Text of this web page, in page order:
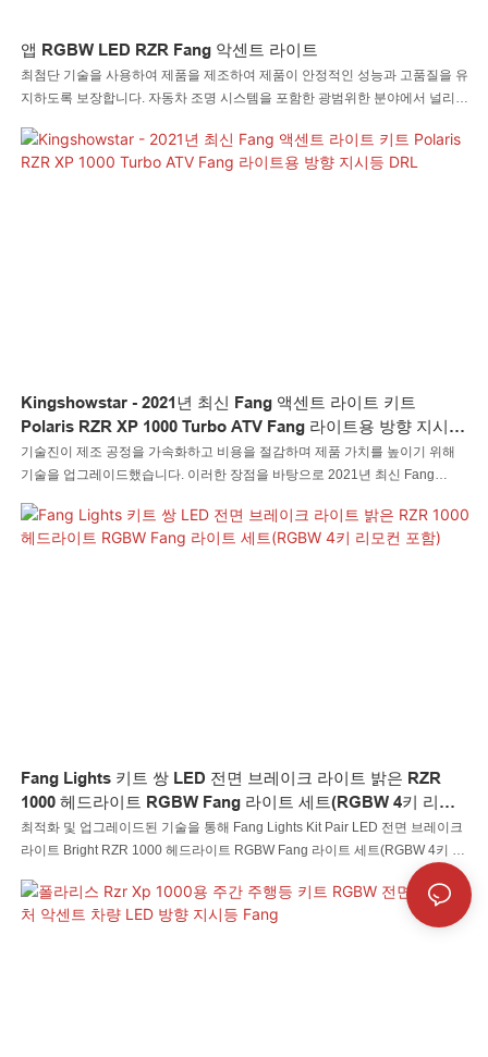
앱 RGBW LED RZR Fang 악센트 라이트
최첨단 기술을 사용하여 제품을 제조하여 제품이 안정적인 성능과 고품질을 유
지하도록 보장합니다. 자동차 조명 시스템을 포함한 광범위한 분야에서 널리
Kingshowstar - 2021년 최신 Fang 액센트 라이트 키트
Polaris RZR XP 1000 Turbo ATV Fang 라이트용 방향 지시등
DRL
기술진이 제조 공정을 가속화하고 비용을 절감하며 제품 가치를 높이기 위해
기술을 업그레이드했습니다. 이러한 장점을 바탕으로 2021년 최신 Fang
동 조명 시스템 분야에서 우수합니다.
Fang Lights 키트 쌍 LED 전면 브레이크 라이트 밝은 RZR
1000 헤드라이트 RGBW Fang 라이트 세트(RGBW 4키 리모
컨 포함)
최적화 및 업그레이드된 기술을 통해 Fang Lights Kit Pair LED 전면 브레이크
라이트 Bright RZR 1000 헤드라이트 RGBW Fang 라이트 세트(RGBW 4키 리
모컨 포함)를 우수하고 뛰어난 성능으로 성공적으로 만들었습니다. 이 제품은
자동차 조명 시스템 분야에 종사하는 고객으로부터 높은 평가를 받고 있습니
다.